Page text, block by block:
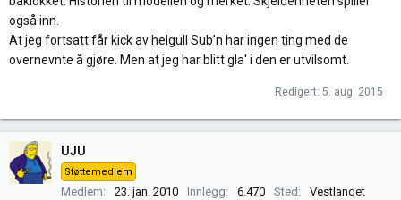
også inn.
At jeg fortsatt får kick av helgull Sub'n har ingen ting med de
overnevnte å gjøre. Men at jeg har blitt gla' i den er utvilsomt.
Redigert: 5. aug. 2015
UJU
Støttemedlem
Medlem 23. jan. 2010 Innlegg 6.470 Sted Vestlandet